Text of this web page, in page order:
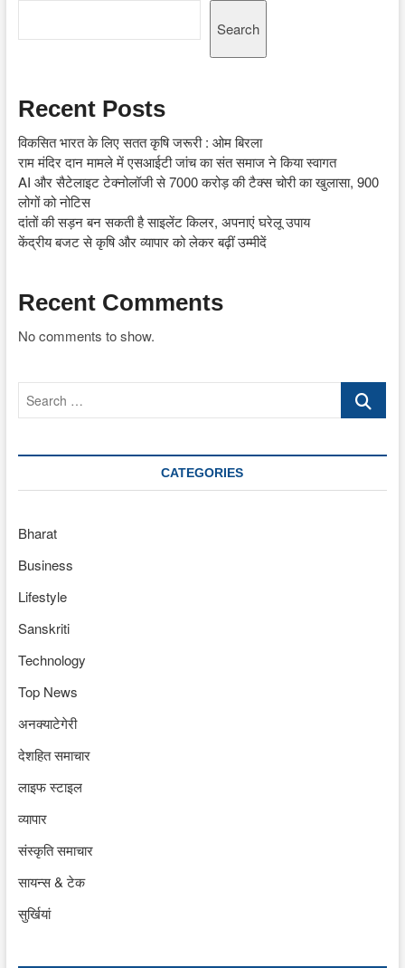
Search
Recent Posts
विकसित भारत के लिए सतत कृषि जरूरी : ओम बिरला
राम मंदिर दान मामले में एसआईटी जांच का संत समाज ने किया स्वागत
AI और सैटेलाइट टेक्नोलॉजी से 7000 करोड़ की टैक्स चोरी का खुलासा, 900
लोगों को नोटिस
दांतों की सड़न बन सकती है साइलेंट किलर, अपनाएं घरेलू उपाय
केंद्रीय बजट से कृषि और व्यापार को लेकर बढ़ीं उम्मीदें
Recent Comments
No comments to show.
Search
CATEGORIES
Bharat
Business
Lifestyle
Sanskriti
Technology
Top News
अनक्याटेगेरी
देशहित समाचार
लाइफ स्टाइल
व्यापार
संस्कृति समाचार
सायन्स & टेक
सुर्खियां